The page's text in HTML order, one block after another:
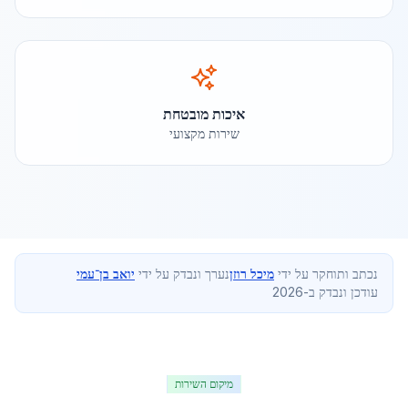
איכות מובטחת
שירות מקצועי
נכתב ותוחקר על ידי מיכל רוזןנערך ונבדק על ידי יואב בן־עמי
עודכן ונבדק ב-2026
מיקום השירות